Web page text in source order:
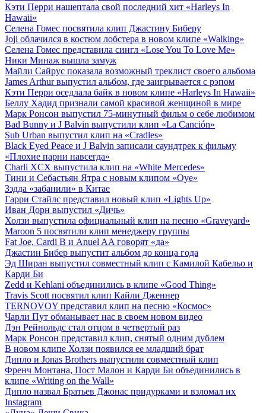
Кэти Перри нашептала свой последний хит «Harleys In
Hawaii»
Селена Гомес посвятила клип Джастину Биберу
Joji облачился в костюм лобстера в новом клипе «Walking»
Селена Гомес представила сингл «Lose You To Love Me»
Ники Минаж вышла замуж
Майли Сайрус показала возможный треклист своего альбома
James Arthur выпустил альбом, где заигрывается с рэпом
Кэти Перри оседлала байк в новом клипе «Harleys In Hawaii»
Беллу Хадид признали самой красивой женщиной в мире
Марк Ронсон выпустил 75-минутный фильм о себе любимом
Bad Bunny и J Balvin выпустили клип «La Canción»
Sub Urban выпустил клип на «Cradles»
Black Eyed Peace и J Balvin записали саундтрек к фильму
«Плохие парни навсегда»
Charli XCX выпустила клип на «White Mercedes»
Тини и Себастьян Ятра с новым клипом «Oye»
Зэдда «забанили» в Китае
Гарри Стайлс представил новый клип «Lights Up»
Иван Дорн выпустил «Дичь»
Холзи выпустила официальный клип на песню «Graveyard»
Maroon 5 посвятили клип менеджеру группы
Fat Joe, Cardi B и Anuel AA говорят «да»
Джастин Бибер выпустит альбом до конца года
Эд Ширан выпустил совместный клип с Камилой Кабельо и
Карди Би
Zedd и Kehlani объединились в клипе «Good Thing»
Travis Scott посвятил клип Кайли Дженнер
TERNOVOY представил клип на песню «Космос»
Чарли Пут обманывает нас в своем новом видео
Дэн Рейнольдс стал отцом в четвертый раз
Марк Ронсон представил клип, снятый одним дублем
В новом клипе Холзи появился ее младший брат
Дипло и Jonas Brothers выпустили совместный клип
Френч Монтана, Пост Малон и Карди Би объединились в
клипе «Writing on the Wall»
Дипло назвал Братьев Джонас придурками и взломал их
Instagram